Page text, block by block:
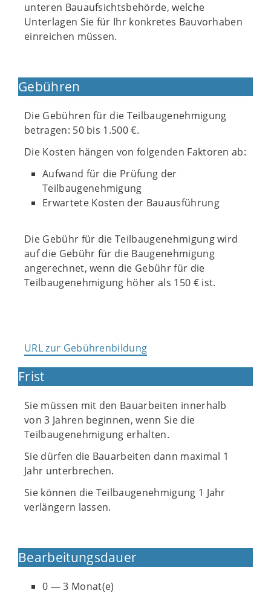
unteren Bauaufsichtsbehörde, welche
Unterlagen Sie für Ihr konkretes Bauvorhaben
einreichen müssen.
Gebühren
Die Gebühren für die Teilbaugenehmigung
betragen: 50 bis 1.500 €.
Die Kosten hängen von folgenden Faktoren ab:
Aufwand für die Prüfung der
Teilbaugenehmigung
Erwartete Kosten der Bauausführung
Die Gebühr für die Teilbaugenehmigung wird
auf die Gebühr für die Baugenehmigung
angerechnet, wenn die Gebühr für die
Teilbaugenehmigung höher als 150 € ist.
URL zur Gebührenbildung
Frist
Sie müssen mit den Bauarbeiten innerhalb
von 3 Jahren beginnen, wenn Sie die
Teilbaugenehmigung erhalten.
Sie dürfen die Bauarbeiten dann maximal 1
Jahr unterbrechen.
Sie können die Teilbaugenehmigung 1 Jahr
verlängern lassen.
Bearbeitungsdauer
0 — 3 Monat(e)